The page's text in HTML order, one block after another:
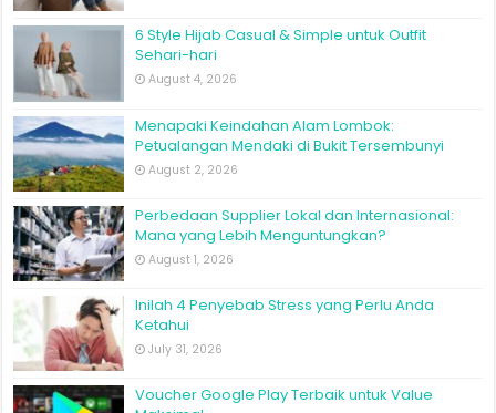
6 Style Hijab Casual & Simple untuk Outfit
Sehari-hari
August 4, 2026
Menapaki Keindahan Alam Lombok:
Petualangan Mendaki di Bukit Tersembunyi
August 2, 2026
Perbedaan Supplier Lokal dan Internasional:
Mana yang Lebih Menguntungkan?
August 1, 2026
Inilah 4 Penyebab Stress yang Perlu Anda
Ketahui
July 31, 2026
Voucher Google Play Terbaik untuk Value